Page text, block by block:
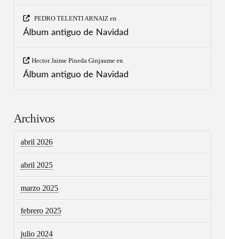
PEDRO TELENTI ARNAIZ en
Álbum antiguo de Navidad
Hector Jaime Pineda Ginjaumeen
Álbum antiguo de Navidad
Archivos
abril 2026
abril 2025
marzo 2025
febrero 2025
julio 2024